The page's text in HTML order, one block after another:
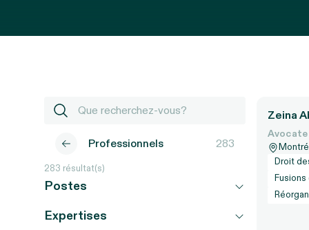
Professionnels 283
283 résultat(s)
Postes
Expertises
Zeina
Avocate
Droit